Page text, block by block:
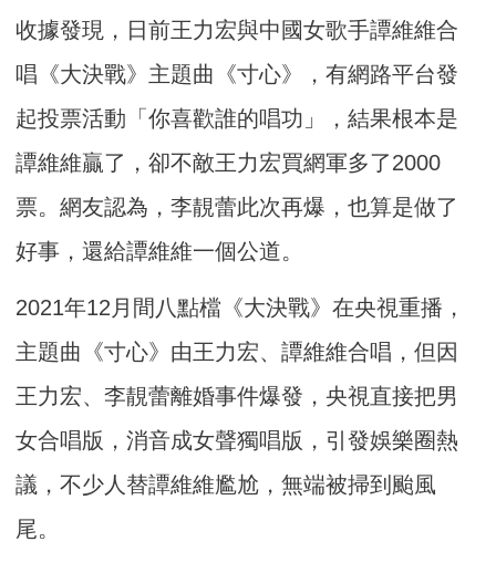
收據發現，日前王力宏與中國女歌手譚維維合
唱《大決戰》主題曲《寸心》，有網路平台發
起投票活動「你喜歡誰的唱功」，結果根本是
譚維維贏了，卻不敵王力宏買網軍多了2000
票。網友認為，李靚蕾此次再爆，也算是做了
好事，還給譚維維一個公道。
2021年12月間八點檔《大決戰》在央視重播，
主題曲《寸心》由王力宏、譚維維合唱，但因
王力宏、李靚蕾離婚事件爆發，央視直接把男
女合唱版，消音成女聲獨唱版，引發娛樂圈熱
議，不少人替譚維維尷尬，無端被掃到颱風
尾。